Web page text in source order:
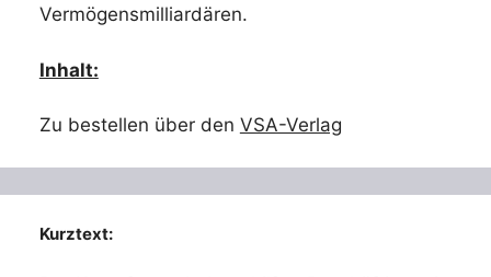
Vermögensmilliardären.
Inhalt:
Zu bestellen über den VSA-Verlag
Kurztext: